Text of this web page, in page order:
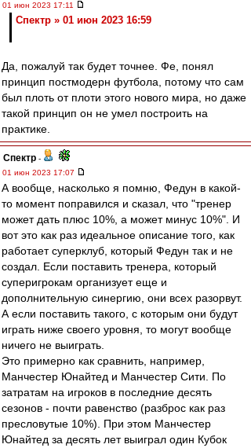
01 июн 2023 17:11
Спектр » 01 июн 2023 16:59
Да, пожалуй так будет точнее. Фе, понял
принцип постмодерн футбола, потому что сам
был плоть от плоти этого нового мира, но даже
такой принцип он не умел построить на
практике.
Спектр -
01 июн 2023 17:07
А вообще, насколько я помню, Федун в какой-
то момент поправился и сказал, что "тренер
может дать плюс 10%, а может минус 10%". И
вот это как раз идеальное описание того, как
работает суперклуб, который Федун так и не
создал. Если поставить тренера, который
суперигрокам организует еще и
дополнительную синергию, они всех разорвут.
А если поставить такого, с которым они будут
играть ниже своего уровня, то могут вообще
ничего не выиграть.
Это примерно как сравнить, например,
Манчестер Юнайтед и Манчестер Сити. По
затратам на игроков в последние десять
сезонов - почти равенство (разброс как раз
пресловутые 10%). При этом Манчестер
Юнайтед за десять лет выиграл один Кубок